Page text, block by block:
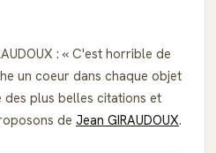
:
C'est horrible de
un coeur dans chaque objet
plus belles citations et
de Jean GIRAUDOUX.